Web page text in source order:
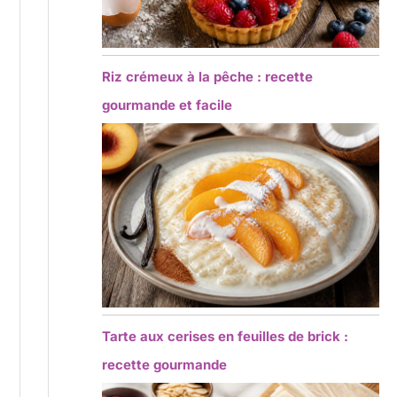
Riz crémeux à la pêche : recette
gourmande et facile
Tarte aux cerises en feuilles de brick :
recette gourmande